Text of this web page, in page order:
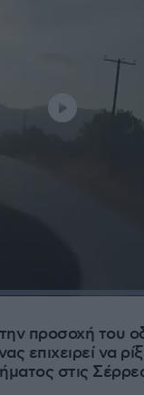
Loaded:
προσοχή του
επιχειρεί να
στις